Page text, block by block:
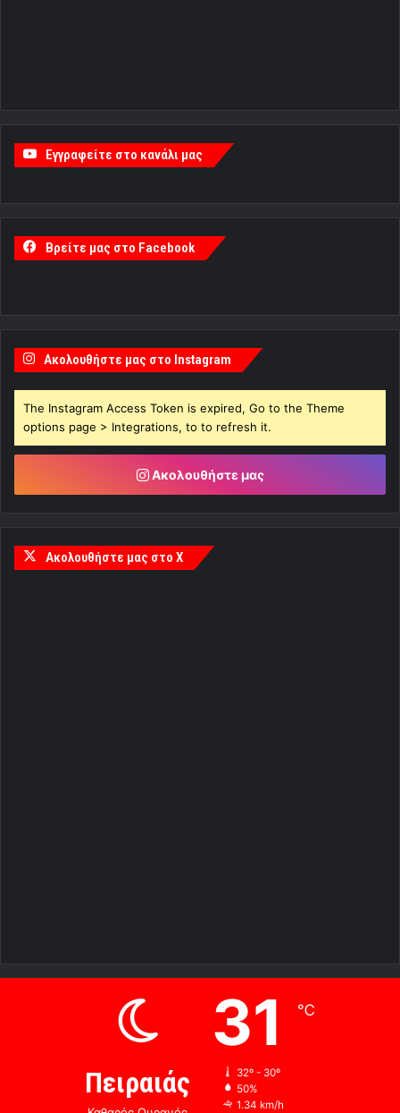
Εγγραφείτε στο κανάλι μας
Βρείτε μας στο Facebook
Ακολουθήστε μας στο Instagram
The Instagram Access Token is expired, Go to the Theme
options page > Integrations, to to refresh it.
Ακολουθήστε μας
Ακολουθήστε μας στο X
Πειραιάς
31 ℃
32º - 30º
50%
1.34 km/h